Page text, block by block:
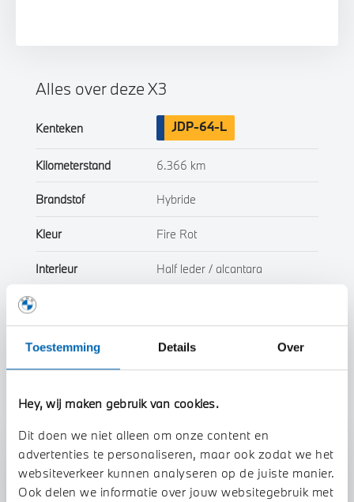
Toestemming Details Over
Hey, wij maken gebruik van cookies.
Dit doen we niet alleen om onze content en
advertenties te personaliseren, maar ook zodat we het
websiteverkeer kunnen analyseren op de juiste manier.
Ook delen we informatie over jouw websitegebruik met
Stap 1 van 3
Uw auto inruilen?
Alles over deze X3
Kenteken JDP-64-L
Kilometerstand 6.366 km
Brandstof Hybride
Kleur Fire Rot
Interieur Half leder / alcantara
Btw/Marge